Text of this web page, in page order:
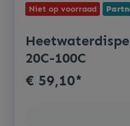
Niet op voorraad
20C-100C
€ 59,10*